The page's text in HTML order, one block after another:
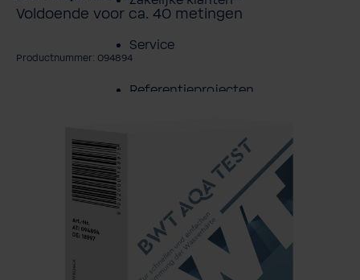
Service
Referentieprojecten
Contactpersonen
Vind een installateur
Voldoende voor ca. 40 metingen
Productnummer: 094894